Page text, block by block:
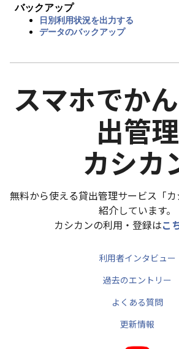
バックアップ
日別利用状況を出力する
データのバックアップ
スマホでか
出管理
カシカ
無料から使える貸出管理サービス「
紹介しています。
カシカンの利用・登録はこ
利用者インタビュー
過去のエントリー
よくある質問
更新情報